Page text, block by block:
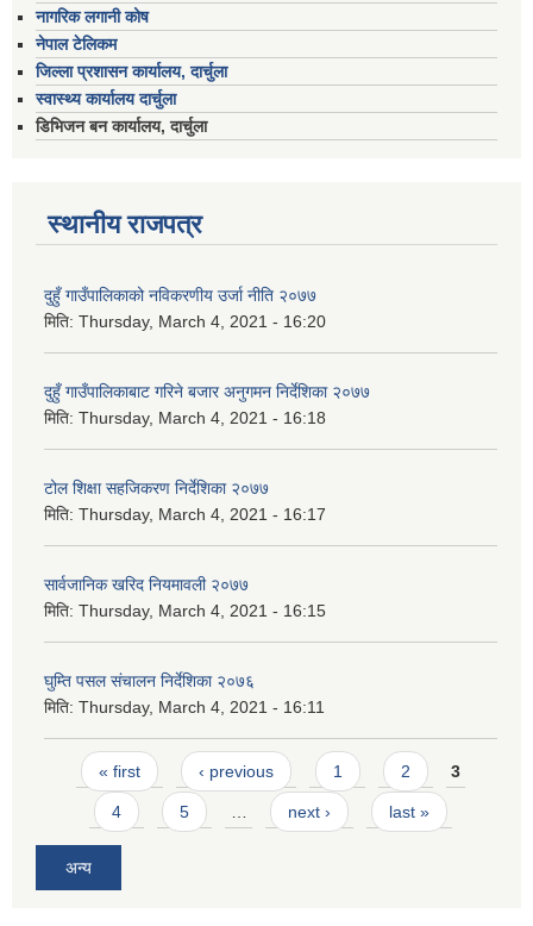
नागरिक लगानी कोष
नेपाल टेलिकम
जिल्ला प्रशासन कार्यालय, दार्चुला
स्वास्थ्य कार्यालय दार्चुला
डिभिजन बन कार्यालय, दार्चुला
स्थानीय राजपत्र
दुहुँ गाउँपालिकाको नविकरणीय उर्जा नीति २०७७
मिति: Thursday, March 4, 2021 - 16:20
दुहुँ गाउँपालिकाबाट गरिने बजार अनुगमन निर्देशिका २०७७
मिति: Thursday, March 4, 2021 - 16:18
टोल शिक्षा सहजिकरण निर्देशिका २०७७
मिति: Thursday, March 4, 2021 - 16:17
सार्वजानिक खरिद नियमावली २०७७
मिति: Thursday, March 4, 2021 - 16:15
घुम्ति पसल संचालन निर्देशिका २०७६
मिति: Thursday, March 4, 2021 - 16:11
Pages
« first ‹ previous 1 2 3
4 5 … next › last »
अन्य